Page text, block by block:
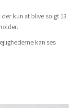
kun at blive solgt 13
kan ses